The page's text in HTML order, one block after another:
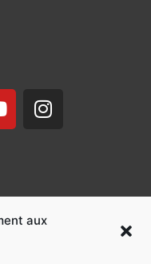
aux
I
n
g
r